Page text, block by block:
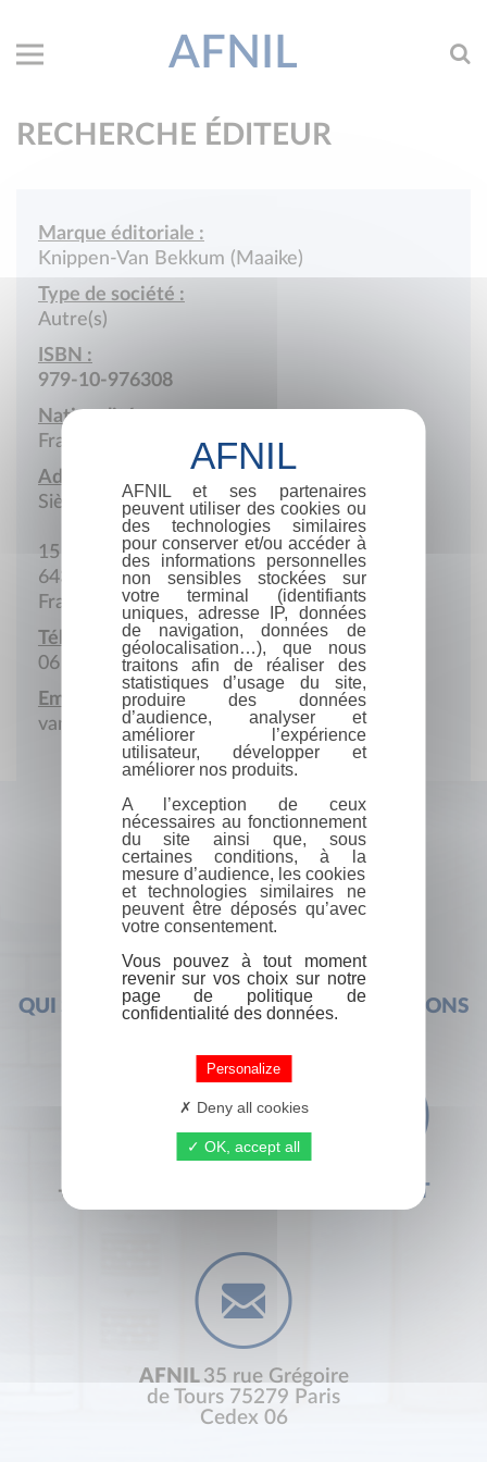
AFNIL
RECHERCHE ÉDITEUR
Marque éditoriale :
Knippen-Van Bekkum (Maaike)
Type de société :
Autre(s)
ISBN :
979-10-976308
Nationalité :
France
Adresse :
Siège social
15 Chemin Bascourret
64360 Monein
France
Téléphone portable :
06 22 85 88 24
Email :
vanbekkummaaike@gmail.com
QUI SOMMES-NOUS ? FOIRE AUX QUESTIONS
+33 (0) 1 44 41 29 19 CONTACT
AFNIL 35 rue Grégoire
de Tours 75279 Paris
Cedex 06
AFNIL et ses partenaires
peuvent utiliser des cookies ou
des technologies similaires
pour conserver et/ou accéder à
des informations personnelles
non sensibles stockées sur
votre terminal (identifiants
uniques, adresse IP, données
de navigation, données de
géolocalisation…), que nous
traitons afin de réaliser des
statistiques d’usage du site,
produire des données
d’audience, analyser et
améliorer l’expérience
utilisateur, développer et
améliorer nos produits.
A l’exception de ceux
nécessaires au fonctionnement
du site ainsi que, sous
certaines conditions, à la
mesure d’audience, les cookies
et technologies similaires ne
peuvent être déposés qu’avec
votre consentement.
Vous pouvez à tout moment
revenir sur vos choix sur notre
page de politique de
confidentialité des données.
Personalize
Deny all cookies
OK, accept all